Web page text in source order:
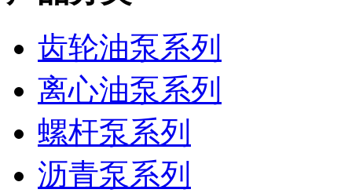
齿轮油泵系列
离心油泵系列
螺杆泵系列
沥青泵系列